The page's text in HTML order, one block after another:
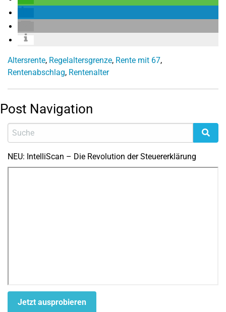
Altersrente, Regelaltersgrenze, Rente mit 67,
Rentenabschlag, Rentenalter
Post Navigation
NEU: IntelliScan – Die Revolution der Steuererklärung
Jetzt ausprobieren